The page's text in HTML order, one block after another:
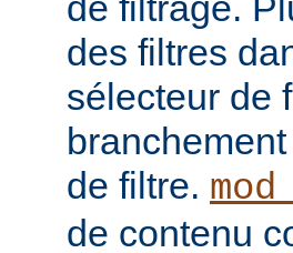
des filtres
sélecteur de
de filtre.
de contenu